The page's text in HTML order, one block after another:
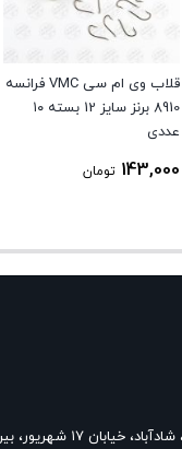
قلاب وی ام سی VMC فرانسه
8910 برنز سایز 12 بسته ۱۰
عددی
143,000 تومان
شهدای اسلامی و بسیج مستضعفین، پلاک 344